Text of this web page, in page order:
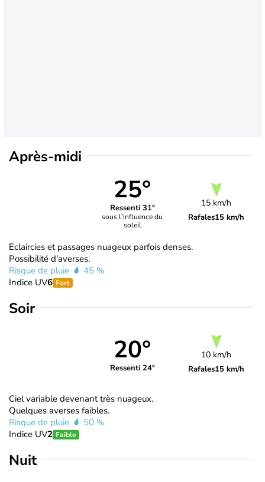
Après-midi
25°
Ressenti 31°
sous l’influence du
soleil
15 km/h
Rafales15 km/h
Eclaircies et passages nuageux parfois denses.
Possibilité d'averses.
Risque de pluie
45 %
Indice UV6 Fort
Soir
20°
Ressenti 24°
10 km/h
Rafales15 km/h
Ciel variable devenant très nuageux.
Quelques averses faibles.
Risque de pluie
50 %
Indice UV2 Faible
Nuit